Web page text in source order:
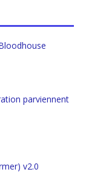
parviennent
v2.0